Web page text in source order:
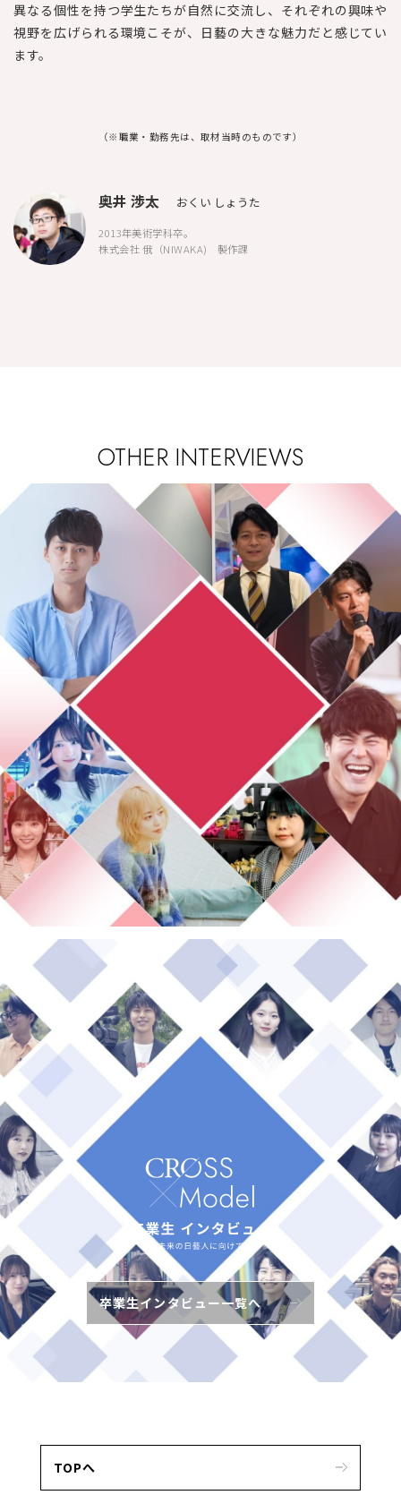
異なる個性を持つ学生たちが自然に交流し、それぞれの興味や
視野を広げられる環境こそが、日藝の大きな魅力だと感じてい
ます。
（※職業・勤務先は、取材当時のものです）
奥井 渉太 おくい しょうた
2013年美術学科卒。
株式会社 俄（NIWAKA) 製作課
OTHER INTERVIEWS
卒業生インタビュー一覧へ
TOPへ